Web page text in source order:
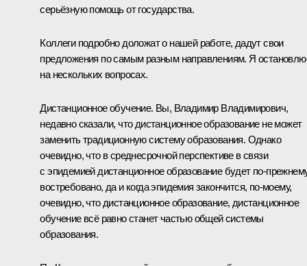
серьёзную помощь от государства.
Коллеги подробно доложат о нашей работе, дадут свои
предложения по самым разным направлениям. Я
на нескольких вопросах.
Дистанционное обучение. Вы, Владимир Владимирович,
недавно сказали, что дистанционное образование не может
заменить традиционную систему образования. Однако
очевидно, что в среднесрочной перспективе в связи
с эпидемией дистанционное образование будет по-
востребовано, да и когда эпидемия закончится, по-моему,
очевидно, что дистанционное образование, дистанционное
обучение всё равно станет частью общей системы
образования.